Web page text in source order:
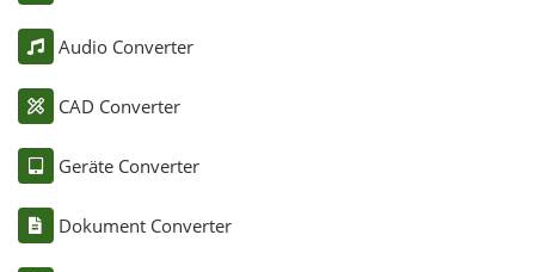
Audio Converter
CAD Converter
Geräte Converter
Dokument Converter